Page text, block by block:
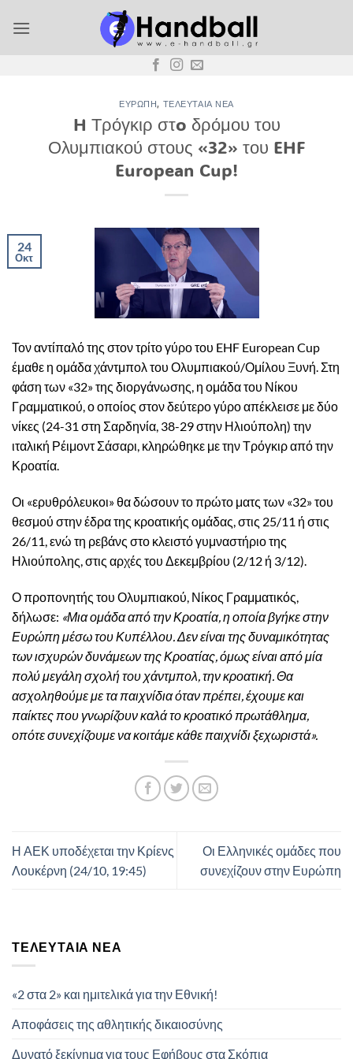
στο
ΕΥΡΏΠΗ, ΤΕΛΕΥΤΑΊΑ ΝΈΑ
H Τρόγκιρ στo δρόμου του
Ολυμπιακού στους «32» του EHF
European Cup!
24
Οκτ
Τον αντίπαλό της στον τρίτο γύρο του EHF European Cup
έμαθε η ομάδα χάντμπολ του Ολυμπιακού/Ομίλου Ξυνή. Στη
φάση των «32» της διοργάνωσης, η ομάδα του Νίκου
Γραμματικού, ο οποίος στον δεύτερο γύρο απέκλεισε με δύο
νίκες (24-31 στη Σαρδηνία, 38-29 στην Ηλιούπολη) την
ιταλική Ρέιμοντ Σάσαρι, κληρώθηκε με την Τρόγκιρ από την
Κροατία.
Οι «ερυθρόλευκοι» θα δώσουν το πρώτο ματς των «32» του
θεσμού στην έδρα της κροατικής ομάδας, στις 25/11 ή στις
26/11, ενώ τη ρεβάνς στο κλειστό γυμναστήριο της
Ηλιούπολης, στις αρχές του Δεκεμβρίου (2/12 ή 3/12).
Ο προπονητής του Ολυμπιακού, Νίκος Γραμματικός,
δήλωσε: «Μια ομάδα από την Κροατία, η οποία βγήκε στην
Ευρώπη μέσω του Κυπέλλου. Δεν είναι της δυναμικότητας
των ισχυρών δυνάμεων της Κροατίας, όμως είναι από μία
πολύ μεγάλη σχολή του χάντμπολ, την κροατική. Θα
ασχοληθούμε με τα παιχνίδια όταν πρέπει, έχουμε και
παίκτες που γνωρίζουν καλά το κροατικό πρωτάθλημα,
οπότε συνεχίζουμε να κοιτάμε κάθε παιχνίδι ξεχωριστά».
Η ΑΕΚ υποδέχεται την Κρίενς
Λουκέρνη (24/10, 19:45)
Οι Ελληνικές ομάδες που
συνεχίζουν στην Ευρώπη
ΤΕΛΕΥΤΑΊΑ ΝΈΑ
«2 στα 2» και ημιτελικά για την Εθνική!
Αποφάσεις της αθλητικής δικαιοσύνης
Δυνατό ξεκίνημα για τους Εφήβους στα Σκόπια